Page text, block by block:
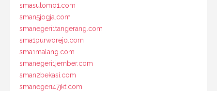
smasutomo1.com
sman5jogja.com
smanegeri1tangerang.com
sma1purworejo.com
sma1malang.com
smanegeri1jember.com
sman2bekasi.com
smanegeri47jkt.com